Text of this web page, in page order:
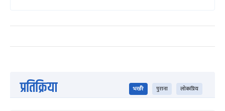
प्रतिक्रिया भर्खरै पुराना लोकप्रिय